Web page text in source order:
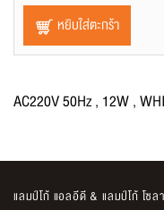
หยิบใส่ตะกร้า
AC220V 50Hz , 12W ,
แลมป์โก้ แอลอีดี & แลมป์โก้ โซล